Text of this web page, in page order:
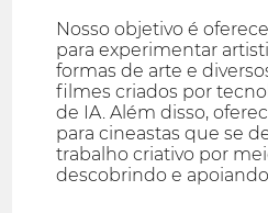
Nosso objetivo é
para experimentar
formas de arte e
filmes criados por
de IA. Além disso,
para cineastas que se
trabalho criativo por
descobrindo e